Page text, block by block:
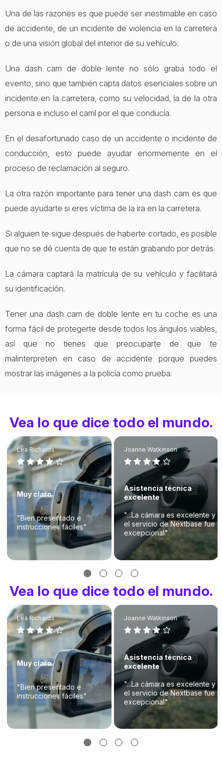
Una de las razones es que puede ser inestimable en caso
de accidente, de un incidente de violencia en la carretera
o de una visión global del interior de su vehículo.
Una dash cam de doble lente no sólo graba todo el
evento, sino que también capta datos esenciales sobre un
incidente en la carretera, como su velocidad, la de la otra
persona e incluso el carril por el que conducía.
En el desafortunado caso de un accidente o incidente de
conducción, esto puede ayudar enormemente en el
proceso de reclamación al seguro.
La otra razón importante para tener una dash cam es que
puede ayudarte si eres víctima de la ira en la carretera.
Si alguien te sigue después de haberte cortado, es posible
que no se dé cuenta de que te están grabando por detrás.
La cámara captará la matrícula de su vehículo y facilitará
su identificación.
Tener una dash cam de doble lente en tu coche es una
forma fácil de protegerte desde todos los ángulos viables,
así que no tienes que preocuparte de que te
malinterpreten en caso de accidente porque puedes
mostrar las imágenes a la policía como prueba.
Vea lo que dice todo el mundo.
Lea Richards
Muy claro
"Bien presentado e
instrucciones fáciles"
Joanne Watkinson
Asistencia técnica
excelente
"...La cámara es excelente y
el servicio de Nextbase fue
excepcional".
Vea lo que dice todo el mundo.
Lea Richards
Muy claro
"Bien presentado e
instrucciones fáciles"
Joanne Watkinson
Asistencia técnica
excelente
"...La cámara es excelente y
el servicio de Nextbase fue
excepcional".